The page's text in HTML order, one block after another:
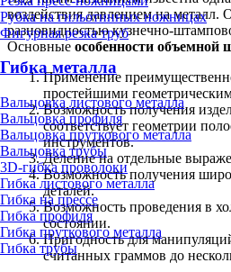
Рубка на гильотинных ножницах
Фигурная резка труб
Гибка металла
Вальцовка листового металла
Вальцовка профиля
Вальцовка пруткового металла
Вальцовка трубы
3D-гибка проволоки
Гибка листового металла
Гибка на прессе
Гибка профиля
Гибка пруткового металла
Гибка трубы
воздействия давлением на металл.
разновидностью кузнечно-
Основные особенности объемной
Применение
простейшими
Возможность получения
соответствует геометрии
инструментов.
Деление на отдельные
Возможность получения
деталей.
Возможность проведения в
состоянии.
Пригодность для
считанных граммов до